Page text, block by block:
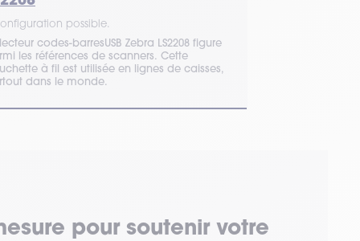
possible.
codes-barresUSB Zebra LS2208 figure
les références de scanners. Cette
à fil est utilisée en lignes de caisses,
dans le monde.
pour soutenir votre